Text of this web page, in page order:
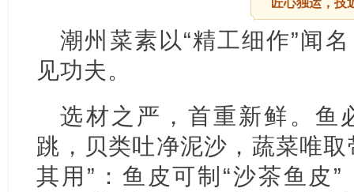
匠心独运，技
潮州菜素以“精工细作”闻
见功夫。
选材之严，首重新鲜。鱼
跳，贝类吐净泥沙，蔬菜唯
其用”：鱼皮可制“沙茶鱼皮